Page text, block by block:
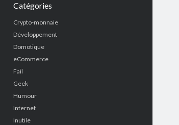
Catégories
Crypto-monnaie
Développement
Domotique
eCommerce
Fail
Geek
Humour
Internet
Inutile